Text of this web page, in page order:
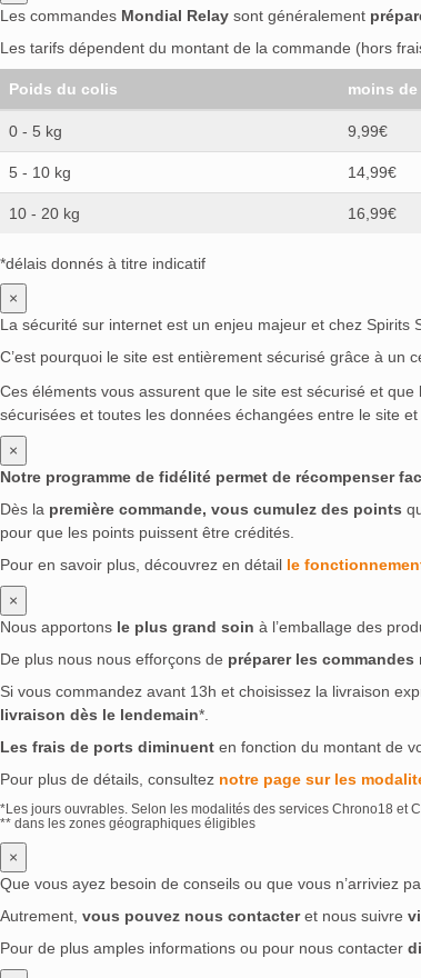
Les commandes Mondial Relay sont généralement
Les tarifs dépendent du montant de la commande (hors
Poids du colis moins de
0 - 5 kg 9,99€
5 - 10 kg 14,99€
10 - 20 kg 16,99€
*délais donnés à titre indicatif
×
La sécurité sur internet est un enjeu majeur et chez Spirits
C’est pourquoi le site est entièrement sécurisé grâce à un
Ces éléments vous assurent que le site est sécurisé et
sécurisées et toutes les données échangées entre le site
×
Notre programme de fidélité permet de récompenser
Dès la première commande, vous cumulez des points
pour que les points puissent être crédités.
Pour en savoir plus, découvrez en détail le
×
Nous apportons le plus grand soin à l’emballage des
De plus nous nous efforçons de préparer les commandes
Si vous commandez avant 13h et choisissez la livraison
livraison dès le lendemain*.
Les frais de ports diminuent en fonction du montant de
Pour plus de détails, consultez notre page sur les
*Les jours ouvrables. Selon les modalités des services Chrono18 et
** dans les zones géographiques éligibles
×
Que vous ayez besoin de conseils ou que vous n’arriviez
Autrement, vous pouvez nous contacteret nous suivre
Pour de plus amples informations ou pour nous contacter